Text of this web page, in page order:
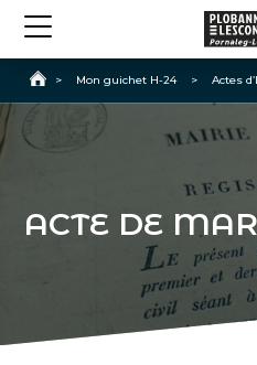
Accueil
> Mon guichet H-24 > Actes
ACTE DE